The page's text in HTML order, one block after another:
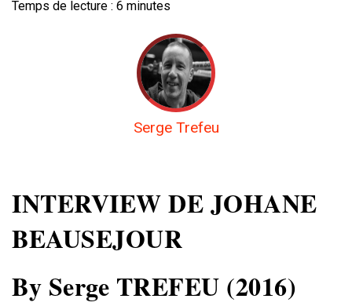
Temps de lecture : 6 minutes
Serge Trefeu
INTERVIEW DE JOHANE
BEAUSEJOUR
By Serge TREFEU (2016)